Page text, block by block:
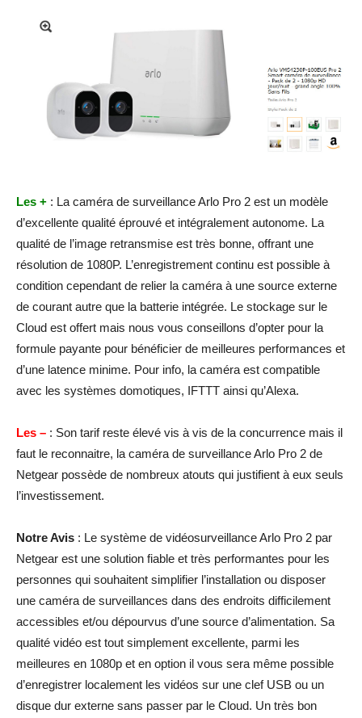
Les + : La caméra de surveillance Arlo Pro 2 est un modèle
d’excellente qualité éprouvé et intégralement autonome. La
qualité de l’image retransmise est très bonne, offrant une
résolution de 1080P. L’enregistrement continu est possible à
condition cependant de relier la caméra à une source externe
de courant autre que la batterie intégrée. Le stockage sur le
Cloud est offert mais nous vous conseillons d’opter pour la
formule payante pour bénéficier de meilleures performances et
d’une latence minime. Pour info, la caméra est compatible
avec les systèmes domotiques, IFTTT ainsi qu’Alexa.
Les – : Son tarif reste élevé vis à vis de la concurrence mais il
faut le reconnaitre, la caméra de surveillance Arlo Pro 2 de
Netgear possède de nombreux atouts qui justifient à eux seuls
l’investissement.
Notre Avis : Le système de vidéosurveillance Arlo Pro 2 par
Netgear est une solution fiable et très performantes pour les
personnes qui souhaitent simplifier l’installation ou disposer
une caméra de surveillances dans des endroits difficilement
accessibles et/ou dépourvus d’une source d’alimentation. Sa
qualité vidéo est tout simplement excellente, parmi les
meilleures en 1080p et en option il vous sera même possible
d’enregistrer localement les vidéos sur une clef USB ou un
disque dur externe sans passer par le Cloud. Un très bon